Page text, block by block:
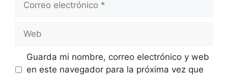
electrónico
Guarda mi nombre, correo electrónico y web
en este navegador para la próxima vez que